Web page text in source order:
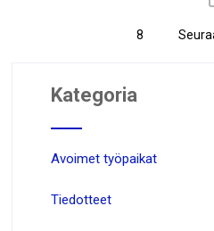
8
Kategoria
Avoimet työpaikat
Tiedotteet